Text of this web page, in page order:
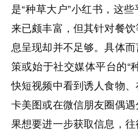
是“种草大户”小红书，这
来已颇丰富，但其针对餐
息呈现却并不足够。具体
策或始于社交媒体平台的“
快短视频中看到诱人食物
卡美图或在微信朋友圈偶
果想要进一步获取信息，